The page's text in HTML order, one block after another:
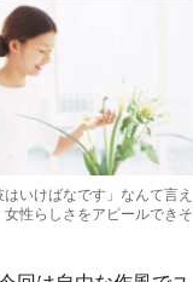
はいけばなです」なんて言え
女性らしさをアピールできそ